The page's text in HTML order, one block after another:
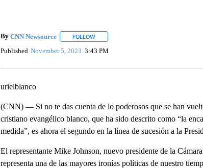
By CNN Newsource FOLLOWFOLLOW "" TO RECEIVE
Published November 5, 2023 3:43 PM
urielblanco
(CNN) — Si no te das cuenta de lo poderosos que se han
cristiano evangélico blanco, que ha sido descrito como “la
medida”, es ahora el segundo en la línea de sucesión a la
El representante Mike Johnson, nuevo presidente de la
representa una de las mayores ironías políticas de nuestro